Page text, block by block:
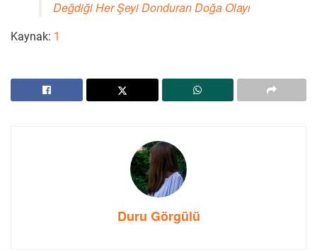
Değdiği Her Şeyi Donduran Doğa Olayı
Kaynak: 1
Duru Görgülü